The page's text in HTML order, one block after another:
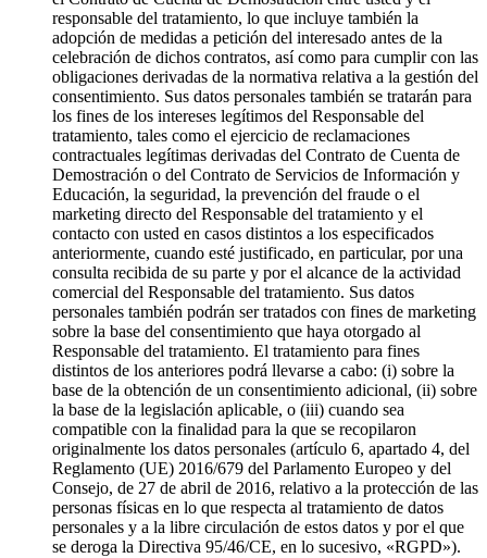
responsable del tratamiento, lo que incluye también la
adopción de medidas a petición del interesado antes de la
celebración de dichos contratos, así como para cumplir con las
obligaciones derivadas de la normativa relativa a la gestión del
consentimiento. Sus datos personales también se tratarán para
los fines de los intereses legítimos del Responsable del
tratamiento, tales como el ejercicio de reclamaciones
contractuales legítimas derivadas del Contrato de Cuenta de
Demostración o del Contrato de Servicios de Información y
Educación, la seguridad, la prevención del fraude o el
marketing directo del Responsable del tratamiento y el
contacto con usted en casos distintos a los especificados
anteriormente, cuando esté justificado, en particular, por una
consulta recibida de su parte y por el alcance de la actividad
comercial del Responsable del tratamiento. Sus datos
personales también podrán ser tratados con fines de marketing
sobre la base del consentimiento que haya otorgado al
Responsable del tratamiento. El tratamiento para fines
distintos de los anteriores podrá llevarse a cabo: (i) sobre la
base de la obtención de un consentimiento adicional, (ii) sobre
la base de la legislación aplicable, o (iii) cuando sea
compatible con la finalidad para la que se recopilaron
originalmente los datos personales (artículo 6, apartado 4, del
Reglamento (UE) 2016/679 del Parlamento Europeo y del
Consejo, de 27 de abril de 2016, relativo a la protección de las
personas físicas en lo que respecta al tratamiento de datos
personales y a la libre circulación de estos datos y por el que
se deroga la Directiva 95/46/CE, en lo sucesivo, «RGPD»).